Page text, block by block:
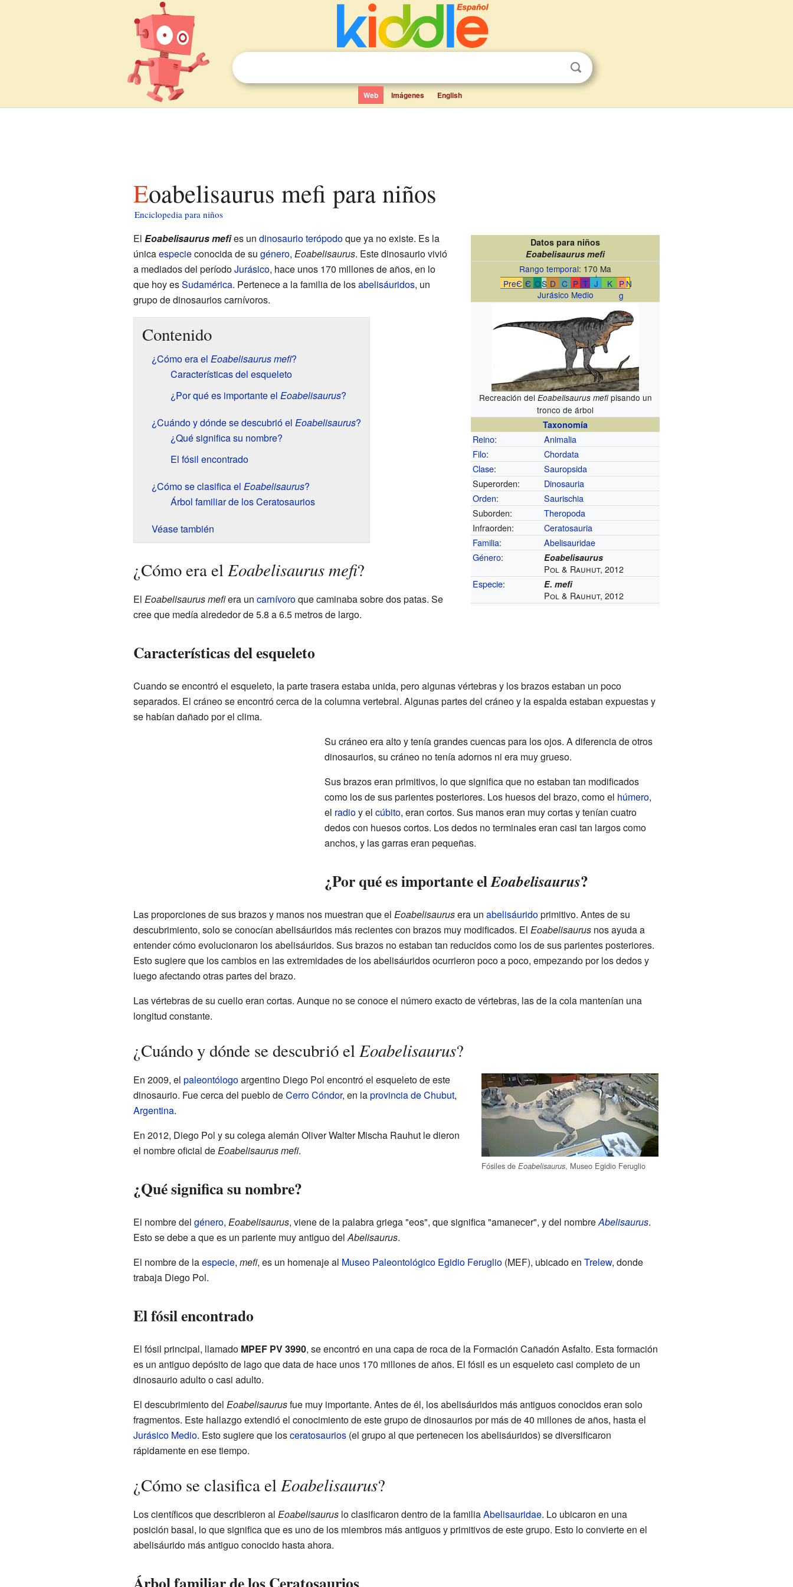
Web Imágenes English
Eoabelisaurus mefi para niños
Enciclopedia para niños
Datos para niños
Eoabelisaurus mefi
Rango temporal: 170 Ma
PreЄ Є OS D C P T J K
P
g
N
↓
Jurásico Medio
Recreación del Eoabelisaurus mefipisando un
tronco de árbol
Taxonomía
Reino:
Animalia
Filo:
Chordata
Clase:
Sauropsida
Superorden:
Dinosauria
Orden:
Saurischia
Suborden:
Theropoda
Infraorden:
Ceratosauria
Familia:
Abelisauridae
Género: Eoabelisaurus
Pol & Rauhut, 2012
Especie: E. mefi
Pol & Rauhut, 2012
El Eoabelisaurus mefies un dinosaurioterópodoque ya no existe. Es la
únicaespecieconocida de su género, Eoabelisaurus. Este dinosaurio vivió
a mediados del períodoJurásico, hace unos 170 millones de años, en lo
que hoy esSudamérica. Pertenece a la familia de losabelisáuridos, un
grupo de dinosaurios carnívoros.
Contenido
¿Cómo era el Eoabelisaurus mefi?
Características del esqueleto
¿Por qué es importante el Eoabelisaurus?
¿Cuándo y dónde se descubrió el Eoabelisaurus?
¿Qué significa su nombre?
El fósil encontrado
¿Cómo se clasifica el Eoabelisaurus?
Árbol familiar de los Ceratosaurios
Véase también
¿Cómo era elEoabelisaurus mefi?
El Eoabelisaurus mefiera un carnívoroque caminaba sobre dos patas. Se
cree que medía alrededor de 5.8 a 6.5 metros de largo.
Características del esqueleto
Cuando se encontró el esqueleto, la parte trasera estaba unida, pero algunas vértebras y los brazos estaban un poco
separados. El cráneo se encontró cerca de la columna vertebral. Algunas partes del cráneo y la espalda estaban expuestas y
se habían dañado por el clima.
Su cráneo era alto y tenía grandes cuencas para los ojos. A diferencia de otros
dinosaurios, su cráneo no tenía adornos ni era muy grueso.
Sus brazos eran primitivos, lo que significa que no estaban tan modificados
como los de sus parientes posteriores. Los huesos del brazo, como el húmero,
el radioy el cúbito, eran cortos. Sus manos eran muy cortas y tenían cuatro
dedos con huesos cortos. Los dedos no terminales eran casi tan largos como
anchos, y las garras eran pequeñas.
¿Por qué es importante elEoabelisaurus?
Las proporciones de sus brazos y manos nos muestran que el Eoabelisaurusera un abelisáuridoprimitivo. Antes de su
descubrimiento, solo se conocían abelisáuridos más recientes con brazos muy modificados. El Eoabelisaurusnos ayuda a
entender cómo evolucionaron los abelisáuridos. Sus brazos no estaban tan reducidos como los de sus parientes posteriores.
Esto sugiere que los cambios en las extremidades de los abelisáuridos ocurrieron poco a poco, empezando por los dedos y
luego afectando otras partes del brazo.
Las vértebras de su cuello eran cortas. Aunque no se conoce el número exacto de vértebras, las de la cola mantenían una
longitud constante.
¿Cuándo y dónde se descubrió elEoabelisaurus?
Fósiles deEoabelisaurus, Museo Egidio Feruglio
En 2009, el paleontólogoargentino Diego Pol encontró el esqueleto de este
dinosaurio. Fue cerca del pueblo deCerro Cóndor, en laprovincia de Chubut,
Argentina.
En 2012, Diego Pol y su colega alemán Oliver Walter Mischa Rauhut le dieron
el nombre oficial deEoabelisaurus mefi.
¿Qué significa su nombre?
El nombre del género, Eoabelisaurus, viene de la palabra griega "eos", que significa "amanecer", y del nombreAbelisaurus.
Esto se debe a que es un pariente muy antiguo delAbelisaurus.
El nombre de laespecie, mefi, es un homenaje al Museo Paleontológico Egidio Feruglio(MEF), ubicado en Trelew, donde
trabaja Diego Pol.
El fósil encontrado
El fósil principal, llamado MPEF PV 3990, se encontró en una capa de roca de la Formación Cañadón Asfalto. Esta formación
es un antiguo depósito de lago que data de hace unos 170 millones de años. El fósil es un esqueleto casi completo de un
dinosaurio adulto o casi adulto.
El descubrimiento del Eoabelisaurusfue muy importante. Antes de él, los abelisáuridos más antiguos conocidos eran solo
fragmentos. Este hallazgo extendió el conocimiento de este grupo de dinosaurios por más de 40 millones de años, hasta el
Jurásico Medio. Esto sugiere que losceratosaurios(el grupo al que pertenecen los abelisáuridos) se diversificaron
rápidamente en ese tiempo.
¿Cómo se clasifica elEoabelisaurus?
Los científicos que describieron al Eoabelisauruslo clasificaron dentro de la familiaAbelisauridae. Lo ubicaron en una
posición basal, lo que significa que es uno de los miembros más antiguos y primitivos de este grupo. Esto lo convierte en el
abelisáurido más antiguo conocido hasta ahora.